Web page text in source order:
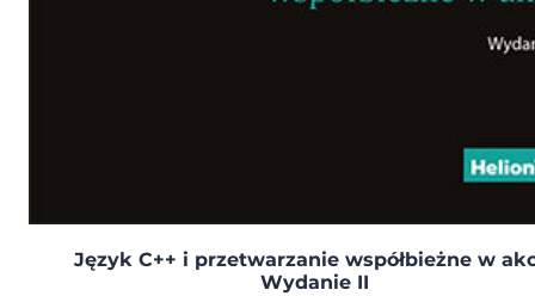
Język C++ i przetwarzanie współbieżne w
Wydanie II